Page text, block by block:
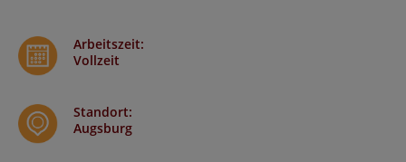
Arbeitszeit:
Vollzeit
Standort:
Augsburg